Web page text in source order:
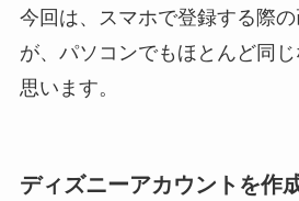
今回は、スマホで登録する際
が、パソコンでもほとんど同
思います。
ディズニーアカウントを作